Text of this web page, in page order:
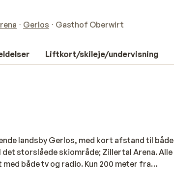
Gerlos Gasthof Oberwirt
Liftkort/skileje/undervisning
landsby Gerlos, med kort afstand til både
storslåede skiområde; Zillertal Arena. Alle
både tv og radio. Kun 200 meter fra
nem adgang til pisterne. Efter en skøn